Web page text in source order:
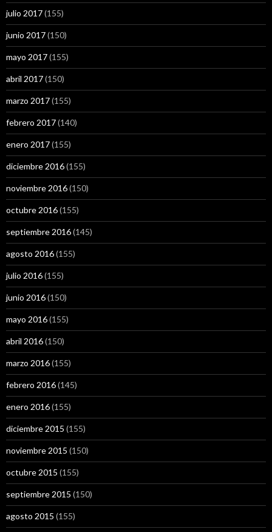
julio 2017(155)
junio 2017(150)
mayo 2017(155)
abril 2017(150)
marzo 2017(155)
febrero 2017(140)
enero 2017(155)
diciembre 2016(155)
noviembre 2016(150)
octubre 2016(155)
septiembre 2016(145)
agosto 2016(155)
julio 2016(155)
junio 2016(150)
mayo 2016(155)
abril 2016(150)
marzo 2016(155)
febrero 2016(145)
enero 2016(155)
diciembre 2015 (155)
noviembre 2015 (150)
octubre 2015 (155)
septiembre 2015 (150)
agosto 2015 (155)